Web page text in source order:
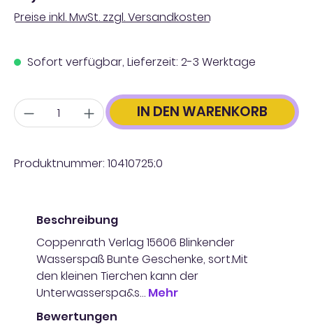
Preise inkl. MwSt. zzgl. Versandkosten
Sofort verfügbar, Lieferzeit: 2-3 Werktage
Anzahl IN DEN WARENKORB
Produktnummer: 10410725;0
Beschreibung
Coppenrath Verlag 15606 Blinkender
Wasserspaß Bunte Geschenke, sort.Mit
den kleinen Tierchen kann der
Unterwasserspa&s… Mehr
Bewertungen